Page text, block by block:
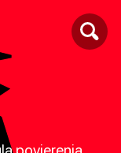
povjerenja.